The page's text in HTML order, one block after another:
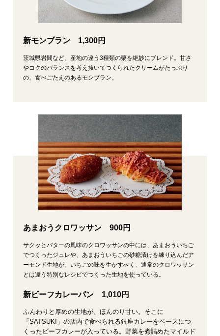
新モンブラン 1,300円
茨城県岩間など、産地の違う3種類の栗を絶妙にブレンド。甘さ
やコクのバランスを考え抜いてつくられたクリームがたっぷり
の、食べごたえのあるモンブラン。
あまおうクロワッサン 900円
サクッとバターの風味のクロワッサンの中には、あまおういちご
でつくったジュレや、あまおういちごの砂糖漬けを練り込んだア
ーモンド生地が。いちごの味を生かすべく、通常のクロワッサン
とは違う特別なレシピでつくった生地を使っている。
新ビーフカレーパン 1,010円
ふんわりと厚めの生地が、ほんのり甘い。そこに
「SATSUKI」の店内で食べられる銀座カレーをベースにつ
くったビーフカレーが入っている。野菜を煮詰めたマイルド